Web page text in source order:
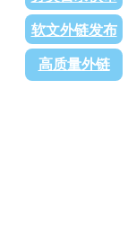
软文外链发布
高质量外链